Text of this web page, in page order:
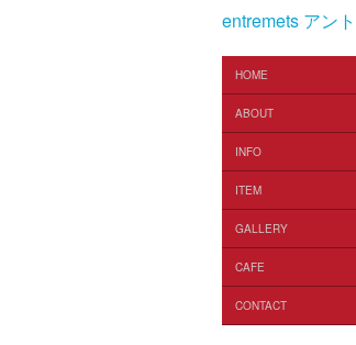
entremets アン
HOME
ABOUT
INFO
ITEM
GALLERY
CAFE
CONTACT